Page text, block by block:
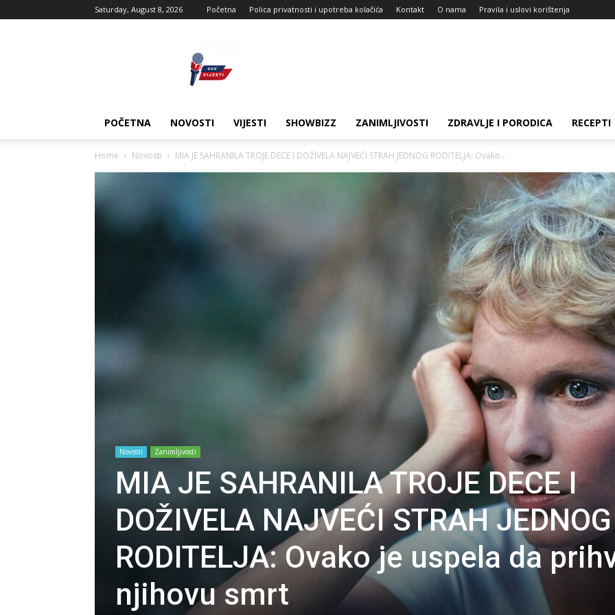
Saturday, August 8, 2026 Početna Polica privatnosti i upotreba kolačića Kontakt O nama Pravila i uslovi korištenja
POČETNA NOVOSTI VIJESTI SHOWBIZZ ZANIMLJIVOSTI ZDRAVLJE I PORODICA RECEPTI
Home Novosti MIA JE SAHRANILA TROJE DECE I DOŽIVELA NAJVEĆI STRAH JEDNOG RODITELJA: Ovako...
Novosti Zanimljivosti
MIA JE SAHRANILA TROJE DECE I
DOŽIVELA NAJVEĆI STRAH JEDNOG
RODITELJA: Ovako je uspela da
njihovu smrt